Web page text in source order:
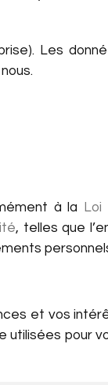
Les
à la
, telles que
et vos
utilisées pour